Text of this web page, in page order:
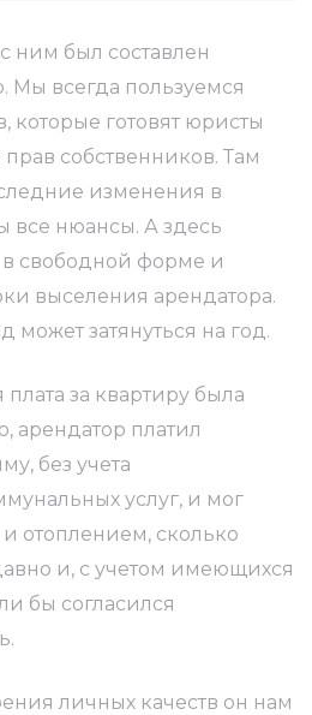
ним был составлен
Мы всегда пользуемся
которые готовят юристы
собственников. Там
изменения в
все нюансы. А здесь
в свободной форме и
выселения арендатора.
может затянуться на год.
за квартиру была
арендатор платил
без учета
услуг, и мог
отоплением, сколько
и, с учетом имеющихся
бы согласился
личных качеств он нам